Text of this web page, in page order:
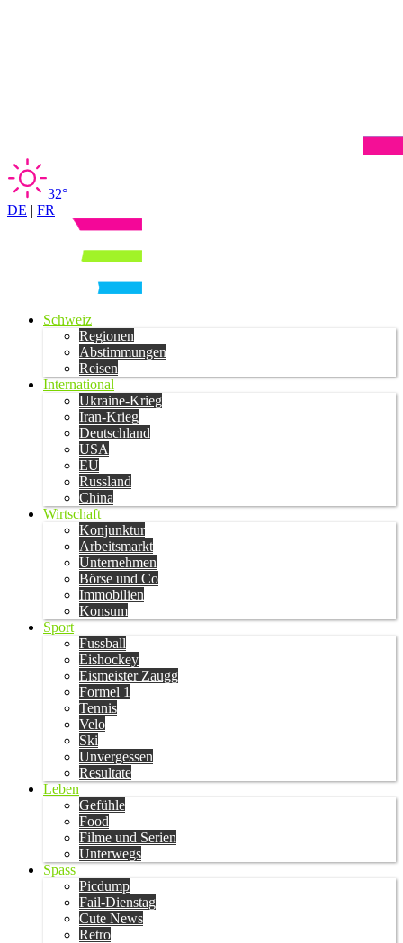
32°
DE | FR
Schweiz
Regionen
Abstimmungen
Reisen
International
Ukraine-Krieg
Iran-Krieg
Deutschland
USA
EU
Russland
China
Wirtschaft
Konjunktur
Arbeitsmarkt
Unternehmen
Börse und Co
Immobilien
Konsum
Sport
Fussball
Eishockey
Eismeister Zaugg
Formel 1
Tennis
Velo
Ski
Unvergessen
Resultate
Leben
Gefühle
Food
Filme und Serien
Unterwegs
Spass
Picdump
Fail-Dienstag
Cute News
Retro